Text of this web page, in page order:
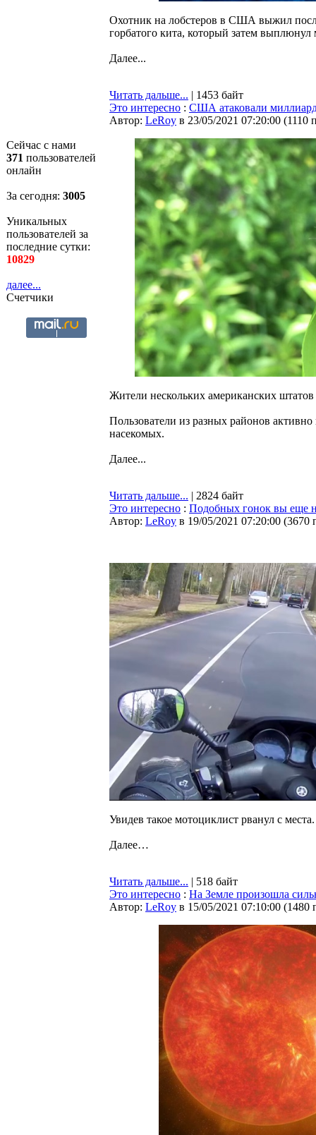
Сейчас с нами
371 пользователей
онлайн
За сегодня: 3005
Уникальных
пользователей за
последние сутки:
10829
далее...
Счетчики
Охотник на лобстеров в США выжил
горбатого кита, который затем
Далее...
Читать дальше... | 1453 байт
Это интересно : США атаковали
Автор: LeRoy в 23/05/2021 07:20:00 (1110
Жители нескольких американских
Пользователи из разных районов
насекомых.
Далее...
Читать дальше... | 2824 байт
Это интересно : Подобных гонок вы еще
Автор: LeRoy в 19/05/2021 07:20:00 (3670
Увидев такое мотоциклист рванул с
Далее…
Читать дальше... | 518 байт
Это интересно : На Земле произошла
Автор: LeRoy в 15/05/2021 07:10:00 (1480